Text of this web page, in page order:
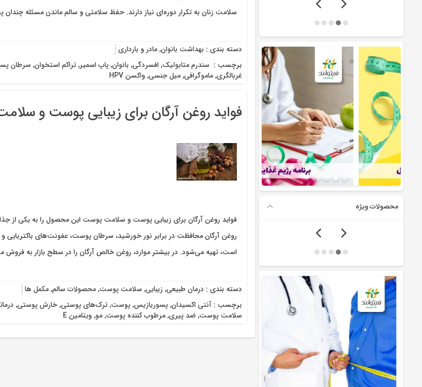
سلامت زنان به تکرار دوره‌ای نیاز دارند. حفظ سلامتی و سالم ماندن مسئله
دسته بندی : بهداشت بانوان,مادر و بارداری
برچسب : ‌ سندرم متابولیک,افسردگی, بانوان,پاپ اسمیر,تراکم استخوان, سرطان
غربالگری,ماموگرافی,میل جنسی,واکسن HPV
فواید روغن آرگان برای زیبایی پوست و
فواید روغن آرگان برای زیبایی پوست و سلامت پوست این محصول را به یکی از
روغن آرگان محافظت در برابر نور خورشید، سرطان پوست، عفونت‌های
است، تهیه می‌شود. در بیشتر موارد، روغن خالص آرگان را در سطح بازار به فروش
دسته بندی : درمان طبیعی, زیبایی, سلامت پوست,محصولات سالم,مکمل ها
برچسب :آنتی اکسیدان,پسوریازیس,پوست,ترک‌های پوستی,خارش پوستی,
سلامت پوست,ضد پیری,مرطوب کننده پوست,مو,ویتامین E
محصولات ویژه